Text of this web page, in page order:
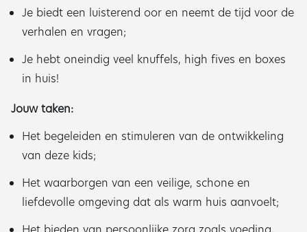
Je biedt een luisterend oor en neemt de tijd voor de
verhalen en vragen;
Je hebt oneindig veel knuffels, high fives en boxes
in huis!
Jouw taken:
Het begeleiden en stimuleren van de ontwikkeling
van deze kids;
Het waarborgen van een veilige, schone en
liefdevolle omgeving dat als warm huis aanvoelt;